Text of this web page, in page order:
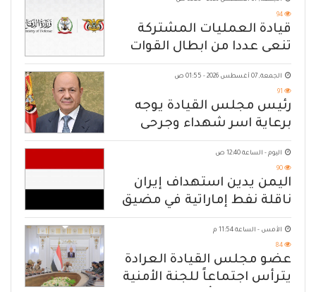
94
قيادة العمليات المشتركة
تنعى عددا من ابطال القوات
المسلحة
الجمعة, 07 أغسطس 2026 - 01:55 ص
91
رئيس مجلس القيادة يوجه
برعاية اسر شهداء وجرحى
الهجوم الإرهابي الحوثي والرد
الحازم على مصدر التهديد
اليوم - الساعة 12:40 ص
90
اليمن يدين استهداف إيران
ناقلة نفط إماراتية في مضيق
هرمز
الأمس - الساعة 11:54 م
84
عضو مجلس القيادة العرادة
يترأس اجتماعاً للجنة الأمنية